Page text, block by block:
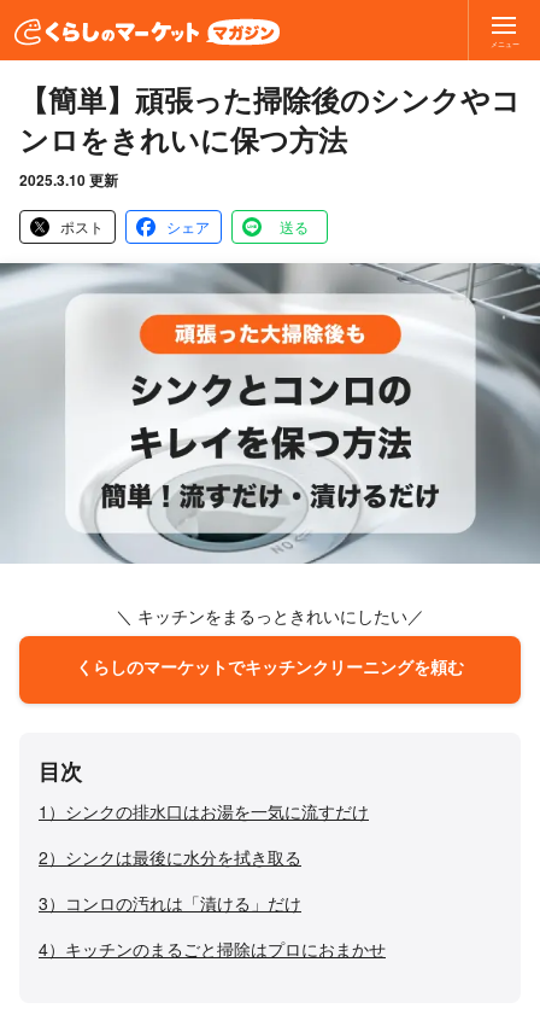
メニュー
【簡単】頑張った掃除後のシンクやコ
ンロをきれいに保つ方法
2025.3.10 更新
ポスト シェア 送る
＼ キッチンをまるっときれいにしたい／
くらしのマーケットでキッチンクリーニングを頼む
目次
1）シンクの排水口はお湯を一気に流すだけ
2）シンクは最後に水分を拭き取る
3）コンロの汚れは「漬ける」だけ
4）キッチンのまるごと掃除はプロにおまかせ